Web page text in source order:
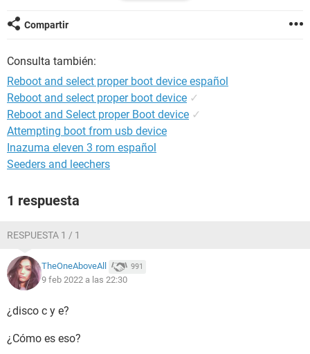
no me deja me lanza un mensaje que dice que quite el
medio/disco
Compartir
Consulta también:
Reboot and select proper boot device español
Reboot and select proper boot device ✓
Reboot and Select proper Boot device ✓
Attempting boot from usb device
Inazuma eleven 3 rom español
Seeders and leechers
1 respuesta
RESPUESTA 1 / 1
TheOneAboveAll 991
9 feb 2022 a las 22:30
¿disco c y e?
¿Cómo es eso?